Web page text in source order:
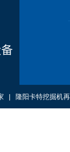
| 隆阳卡特挖掘机